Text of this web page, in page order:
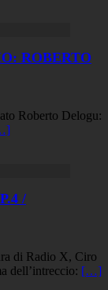
ROBERTO
Roberto Delogu:
/
di Radio X, Ciro
dell’intreccio: […]